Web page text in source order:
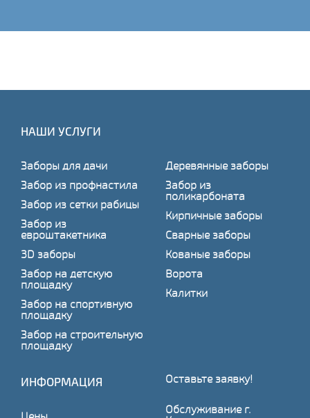
НАШИ УСЛУГИ
Заборы для дачи
Забор из профнастила
Забор из сетки рабицы
Забор из
евроштакетника
3D заборы
Забор на детскую
площадку
Забор на спортивную
площадку
Забор на строительную
площадку
Деревянные заборы
Забор из
поликарбоната
Кирпичные заборы
Сварные заборы
Кованые заборы
Ворота
Калитки
ИНФОРМАЦИЯ Оставьте заявку!
Обслуживание г.